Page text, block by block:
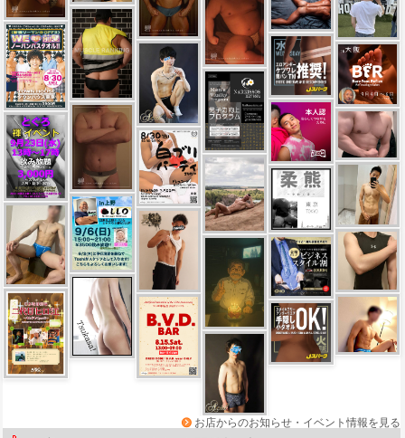
お店からのお知らせ・イベント情報を見る